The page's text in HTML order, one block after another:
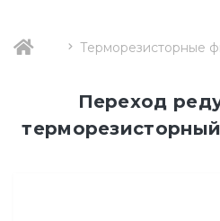
Терморезисторные
Переход